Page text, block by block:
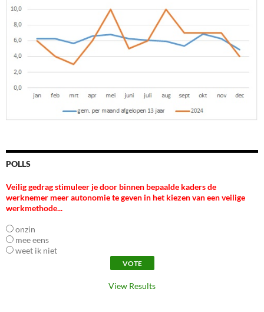
POLLS
Veilig gedrag stimuleer je door binnen bepaalde kaders de
werknemer meer autonomie te geven in het kiezen van een veilige
werkmethode...
onzin
mee eens
weet ik niet
View Results